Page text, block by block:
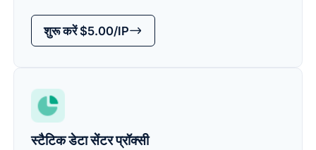
शुरू करें $5.00/IP
स्टैटिक डेटा सेंटर प्रॉक्सी